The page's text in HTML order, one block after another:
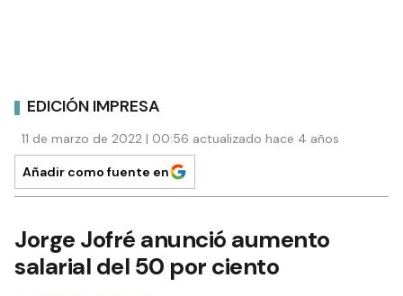
EDICIÓN IMPRESA
11 de marzo de 2022 | 00:56 actualizado hace 4 años
Añadir como fuente en
Jorge Jofré anunció aumento
salarial del 50 por ciento